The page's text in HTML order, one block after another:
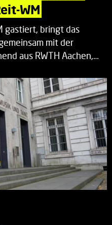
WM
gastiert, bringt das
mit der
aus RWTH Aachen,…